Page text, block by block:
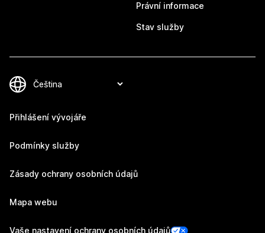
Právní informace
Stav služby
Přihlášení vývojáře
Podmínky služby
Zásady ochrany osobních údajů
Mapa webu
Vaše nastavení ochrany osobních údajů